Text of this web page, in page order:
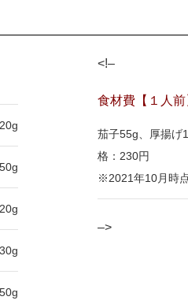
50g
20g
30g
50g
<!–
食材費【１人前
茄子55g、厚揚
格：230円
※2021年10月時
–>